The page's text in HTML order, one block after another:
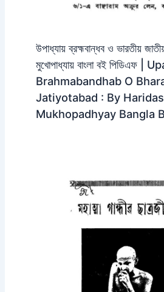
উপাধ্যায় ব্রহ্মবান্ধব ও ভারতীয়
মুখোপাধ্যায় বাংলা বই পিডিএফ |
Brahmabandhab O
Jatiyotabad : By Haridas
Mukhopadhyay Bangla